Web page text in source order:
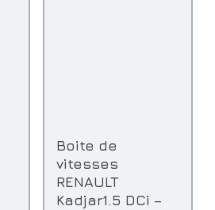
Ajouter Au Panier
Boite de
vitesses
RENAULT
Kadjar1.5 DCi –